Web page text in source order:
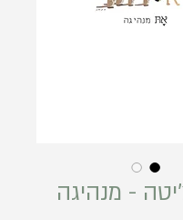
- מנהיגה